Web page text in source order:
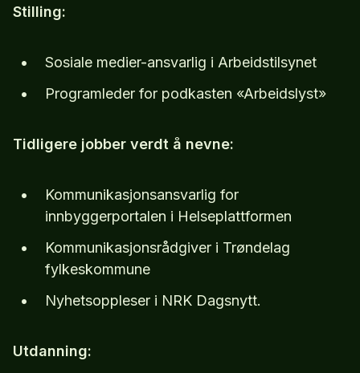
Stilling:
Sosiale medier-ansvarlig i Arbeidstilsynet
Programleder for podkasten «Arbeidslyst»
Tidligere jobber verdt å nevne:
Kommunikasjonsansvarlig for
innbyggerportalen i Helseplattformen
Kommunikasjonsrådgiver i Trøndelag
fylkeskommune
Nyhetsoppleser i NRK Dagsnytt.
Utdanning: